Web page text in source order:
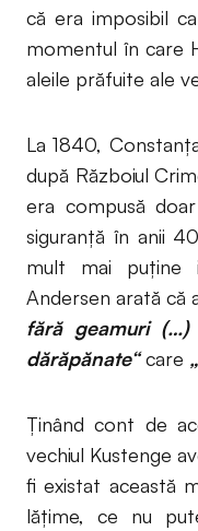
că era imposibil
momentul în care
aleile prăfuite ale
La 1840,
după Războiul
era compusă
siguranță în anii
mult mai puține
Andersen arată că
fără geamuri (…)
dărăpănate“care
Ținând cont de
vechiul Kustenge
fi existat această
lățime, ce nu